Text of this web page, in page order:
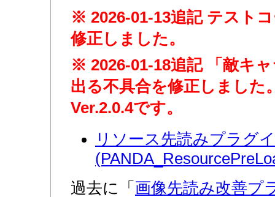
※ 2026-01-13追記 テスト
修正しました。
※ 2026-01-18追記 「敵キ
出る不具合を修正しました
Ver.2.0.4です。
リソース先読みプラグ
過去に「 画像先読み改善プ